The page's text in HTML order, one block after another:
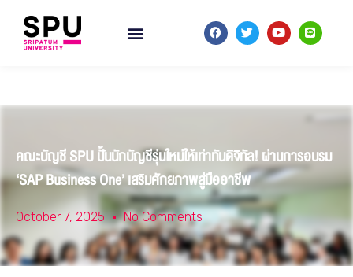
คณะบัญชี SPU ปั้นนักบัญชีรุ่นใหม่ให้เท่าทันดิจิทัล! ผ่านการอบรม
‘SAP Business One’ เสริมศักยภาพสู่มืออาชีพ
October 7, 2025 No Comments